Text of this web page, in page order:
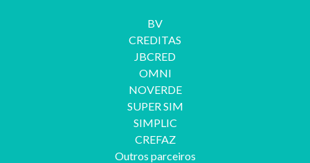
BV
CREDITAS
JBCRED
OMNI
NOVERDE
SUPER SIM
SIMPLIC
CREFAZ
Outros parceiros